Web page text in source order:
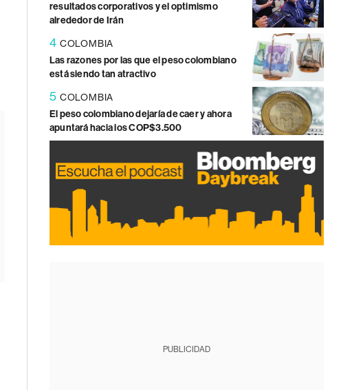
resultados corporativos y el optimismo
alrededor de Irán
4 COLOMBIA
Las razones por las que el peso colombiano
está siendo tan atractivo
5 COLOMBIA
El peso colombiano dejaría de caer y ahora
apuntará hacia los COP$3.500
PUBLICIDAD